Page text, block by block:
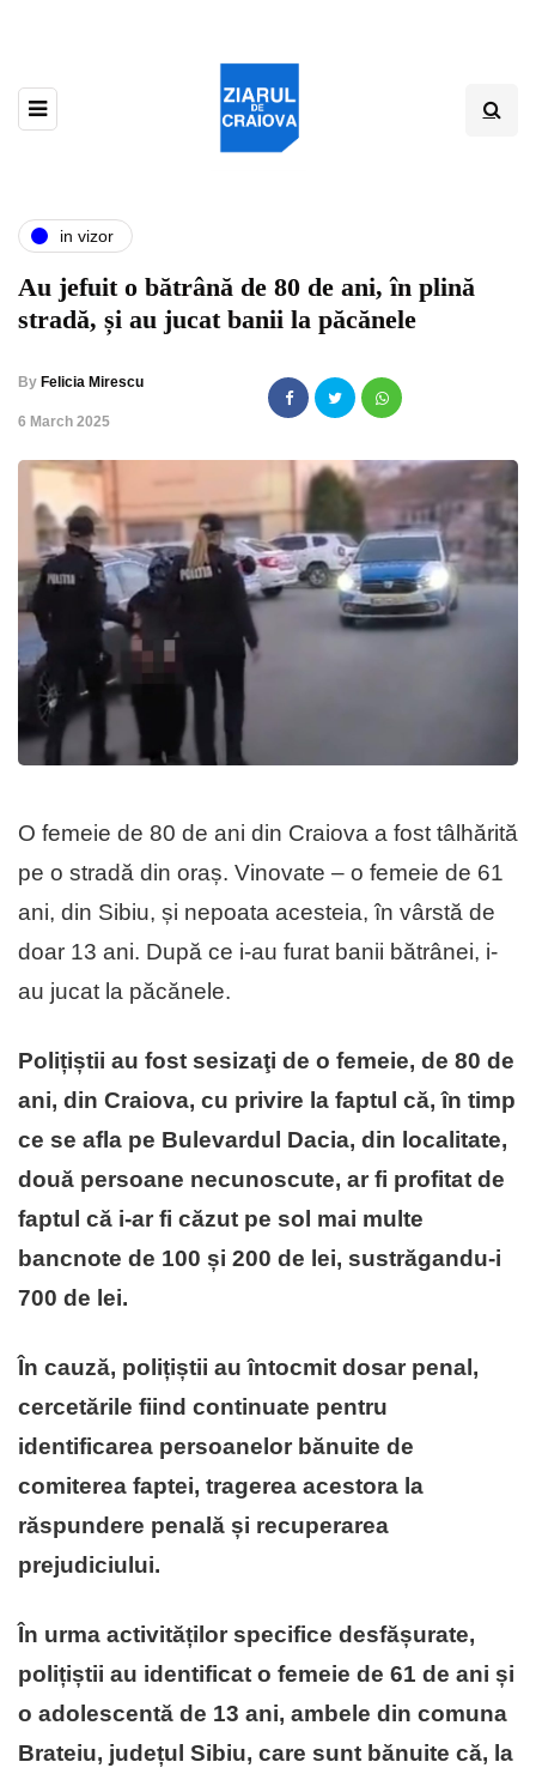
in vizor
Au jefuit o bătrână de 80 de ani, în plină
stradă, și au jucat banii la păcănele
By Felicia Mirescu
,6 March 2025
O femeie de 80 de ani din Craiova a fost tâlhărită
pe o stradă din oraș. Vinovate – o femeie de 61
ani, din Sibiu, și nepoata acesteia, în vârstă de
doar 13 ani. După ce i-au furat banii bătrânei, i-
au jucat la păcănele.
Polițiștii au fost sesizaţi de o femeie, de 80 de
ani, din Craiova, cu privire la faptul că, în timp
ce se afla pe Bulevardul Dacia, din localitate,
două persoane necunoscute, ar fi profitat de
faptul că i-ar fi căzut pe sol mai multe
bancnote de 100 și 200 de lei, sustrăgandu-i
700 de lei.
În cauză, polițiștii au întocmit dosar penal,
cercetările fiind continuate pentru
identificarea persoanelor bănuite de
comiterea faptei, tragerea acestora la
răspundere penală și recuperarea
prejudiciului.
În urma activităților specifice desfășurate,
polițiștii au identificat o femeie de 61 de ani și
o adolescentă de 13 ani, ambele din comuna
Brateiu, județul Sibiu, care sunt bănuite că, la